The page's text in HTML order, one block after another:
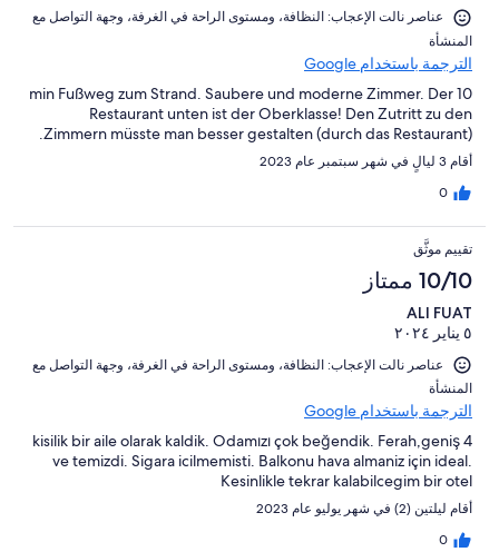
عناصر نالت الإعجاب: ⁦النظافة⁩، و⁦مستوى الراحة في الغرفة⁩، و⁦جهة التواصل مع
المنشأة⁩
الترجمة باستخدام Google
10 min Fußweg zum Strand. Saubere und moderne Zimmer. Der
Restaurant unten ist der Oberklasse! Den Zutritt zu den
Zimmern müsste man besser gestalten (durch das Restaurant).
أقام 3 ليالٍ في شهر سبتمبر عام 2023
0
تقييم موثَّق
10/10 ممتاز
ALI FUAT
٥ يناير ٢٠٢٤
عناصر نالت الإعجاب: ⁦النظافة⁩، و⁦مستوى الراحة في الغرفة⁩، و⁦جهة التواصل مع
المنشأة⁩
الترجمة باستخدام Google
4 kisilik bir aile olarak kaldik. Odamızı çok beğendik. Ferah,geniş
ve temizdi. Sigara icilmemisti. Balkonu hava almaniz için ideal.
Kesinlikle tekrar kalabilcegim bir otel
أقام ليلتين (2) في شهر يوليو عام 2023
0